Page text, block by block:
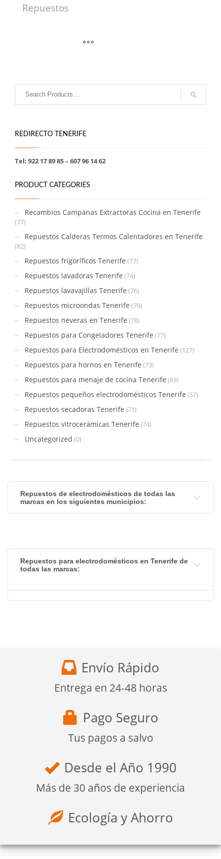
Repuestos
REDIRECTO TENERIFE
Tel: 922 17 89 85 – 607 96 14 62
PRODUCT CATEGORIES
Recambios Campanas Extractoras Cocina en Tenerife
(77)
Repuestos Calderas Termos Calentadores en Tenerife
(82)
Repuestos frigoríficos Tenerife (77)
Repuestos lavadoras Tenerife (74)
Repuestos lavavajillas Tenerife (76)
Repuestos microondas Tenerife (79)
Repuestos neveras en Tenerife (78)
Repuestos para Congeladores Tenerife (77)
Repuestos para Electrodomésticos en Tenerife (127)
Repuestos para hornos en Tenerife (73)
Repuestos para menaje de cocina Tenerife (83)
Repuestos pequeños electrodomésticos Tenerife (57)
Repuestos secadoras Tenerife (71)
Repuestos vitrocerámicas Tenerife (74)
Uncategorized (0)
Repuestos de electrodomésticos de todas las
marcas en los siguientes municipios:
Repuestos para electrodomésticos en Tenerife de
todas las marcas:
Envío Rápido
Entrega en 24-48 horas
Pago Seguro
Tus pagos a salvo
Desde el Año 1990
Más de 30 años de experiencia
Ecología y Ahorro